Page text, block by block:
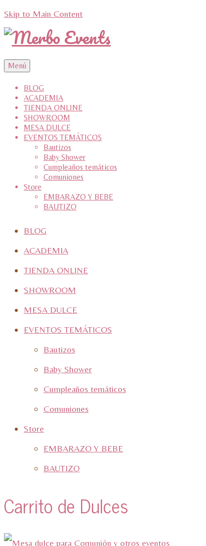
Skip to Main Content
Menú
BLOG
ACADEMIA
TIENDA ONLINE
SHOWROOM
MESA DULCE
EVENTOS TEMÁTICOS
Bautizos
Baby Shower
Cumpleaños temáticos
Comuniones
Store
EMBARAZO Y BEBE
BAUTIZO
BLOG
ACADEMIA
TIENDA ONLINE
SHOWROOM
MESA DULCE
EVENTOS TEMÁTICOS
Bautizos
Baby Shower
Cumpleaños temáticos
Comuniones
Store
EMBARAZO Y BEBE
BAUTIZO
Carrito de Dulces